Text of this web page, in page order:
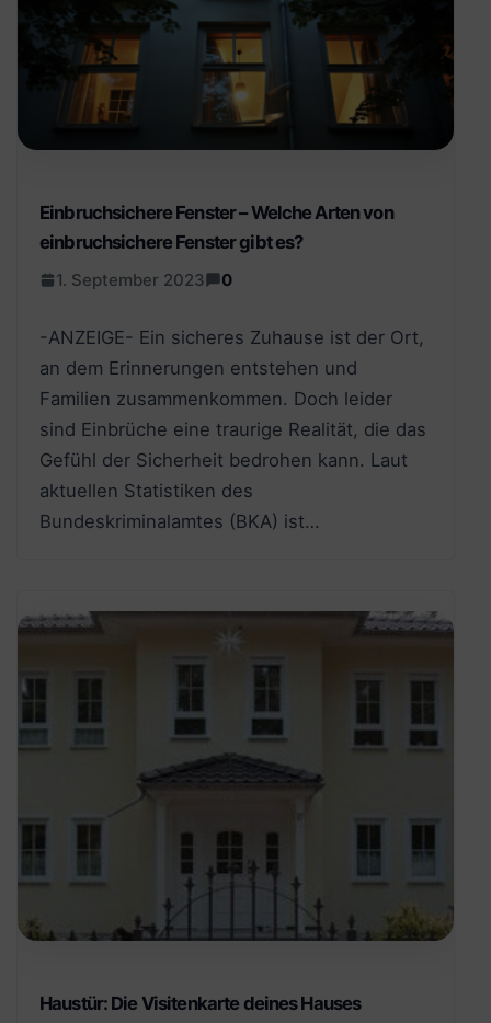
Einbruchsichere Fenster – Welche Arten von
einbruchsichere Fenster gibt es?
1. September 2023 0
-ANZEIGE- Ein sicheres Zuhause ist der Ort,
an dem Erinnerungen entstehen und
Familien zusammenkommen. Doch leider
sind Einbrüche eine traurige Realität, die das
Gefühl der Sicherheit bedrohen kann. Laut
aktuellen Statistiken des
Bundeskriminalamtes (BKA) ist…
Haustür: Die Visitenkarte deines Hauses